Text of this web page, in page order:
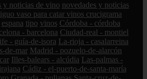
y noticias de vino novedades y noticias
vaso para catar vinos crucigrama
espana tipo vinos Córdoba - córdoba
- barcelona Ciudad-real - montiel
- guía-de-isora La-rioja - casalarreina
de-mar Madrid - pozuelo-de-alarcón
Illes-balears - alcúdia Las-palmas -
Cádiz - el-puerto-de-santa-maría